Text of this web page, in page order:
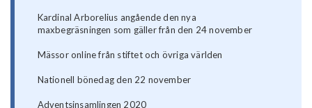
Kardinal Arborelius angående den nya
maxbegräsningen som gäller från den 24 november
Mässor online från stiftet och övriga världen
Nationell bönedag den 22 november
Adventsinsamlingen 2020